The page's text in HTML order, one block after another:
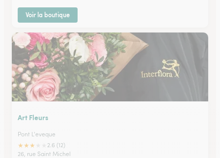
Voir la boutique
Art Fleurs
Pont L'eveque
★★★
2.6 (12)
26, rue Saint Michel